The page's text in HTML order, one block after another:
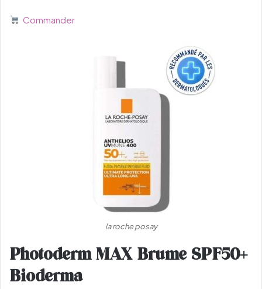
Commander
la roche posay
Photoderm MAX Brume SPF50+
Bioderma